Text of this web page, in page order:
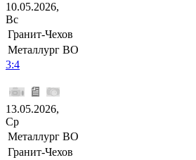
10.05.2026,
Вс
Гранит-Чехов
Металлург ВО
3:4
13.05.2026,
Ср
Металлург ВО
Гранит-Чехов